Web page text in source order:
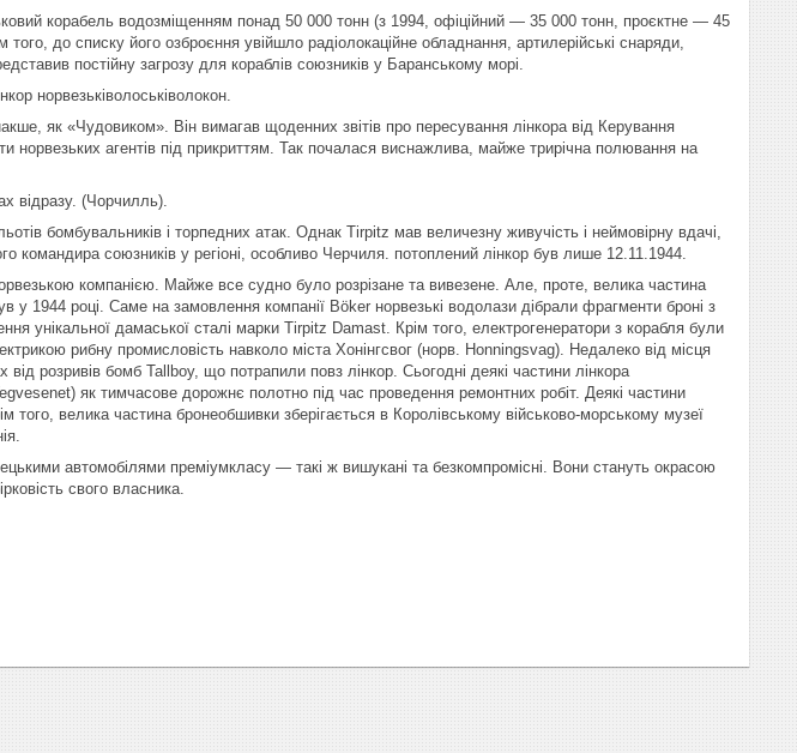
корабель водозміщенням понад 50 000 тонн (з 1994, офіційний — 35 000 тонн, проєктне — 45
до списку його озброєння увійшло радіолокаційне обладнання, артилерійські снаряди,
постійну загрозу для кораблів союзників у Баранському морі.
норвезьківолоськіволокон.
як «Чудовиком». Він вимагав щоденних звітів про пересування лінкора від Керування
норвезьких агентів під прикриттям. Так почалася виснажлива, майже трирічна полювання на
відразу. (Чорчилль).
бомбувальників і торпедних атак. Однак Tirpitz мав величезну живучість і неймовірну вдачі,
командира союзників у регіоні, особливо Черчиля. потоплений лінкор був лише 12.11.1944.
компанією. Майже все судно було розрізане та вивезене. Але, проте, велика частина
у 1944 році. Саме на замовлення компанії Böker норвезькі водолази дібрали фрагменти броні з
унікальної дамаської сталі марки Tirpitz Damast. Крім того, електрогенератори з корабля були
рибну промисловість навколо міста Хонінгсвог (норв. Honningsvag). Недалеко від місця
розривів бомб Tallboy, що потрапили повз лінкор. Сьогодні деякі частини лінкора
як тимчасове дорожнє полотно під час проведення ремонтних робіт. Деякі частини
того, велика частина бронеобшивки зберігається в Королівському військово-морському музеї
автомобілями преміумкласу — такі ж вишукані та безкомпромісні. Вони стануть окрасою
свого власника.